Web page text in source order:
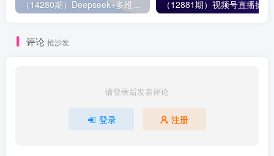
（14280期）Deepseek+多维表格，银行营销新利器，深度解析应用策略，提升营销效果
评论 抢沙发
请登录后发表评论
登录 注册